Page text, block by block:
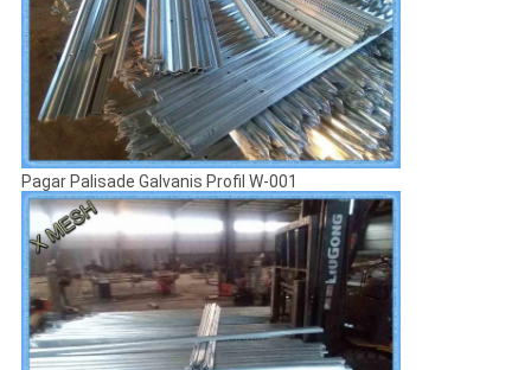
Pagar Palisade Galvanis Profil W-001